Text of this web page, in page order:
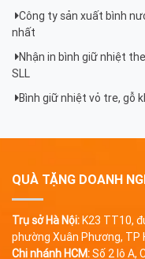
Công ty sản xuất bình
nhất
Nhận in bình giữ nhiệt
SLL
Bình giữ nhiệt vỏ tre, gỗ
QUÀ TẶNG DOANH
Trụ sở Hà Nội:K23 TT10,
phường Xuân Phương, TP
Chi nhánh HCM:Số 2 lô A,